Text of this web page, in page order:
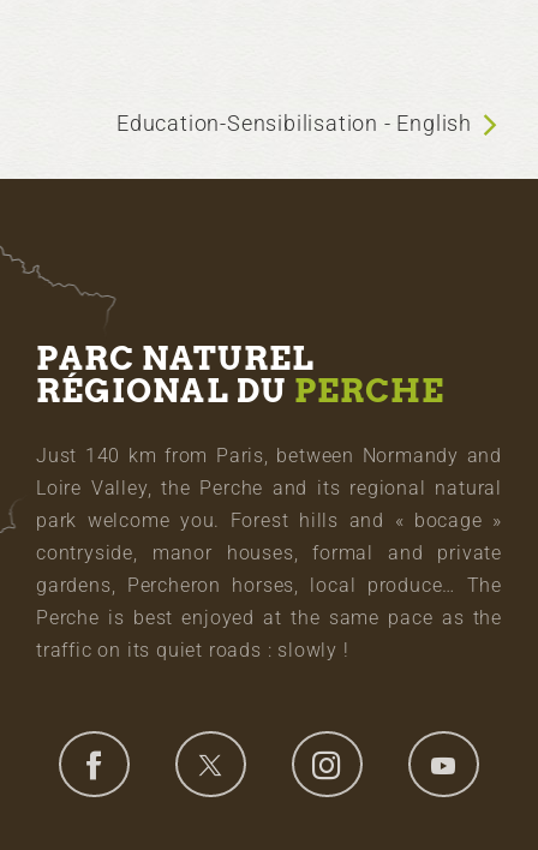
Education-Sensibilisation - English
PARC NATUREL
RÉGIONAL DU PERCHE
Just 140 km from Paris, between Normandy and
Loire Valley, the Perche and its regional natural
park welcome you. Forest hills and « bocage »
contryside, manor houses, formal and private
gardens, Percheron horses, local produce… The
Perche is best enjoyed at the same pace as the
traffic on its quiet roads : slowly !